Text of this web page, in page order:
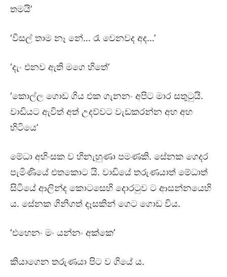
තමයි’
‘විසල් තාම නෑ නේ… රෑ වෙනවද අද…’
‘දැං එනව ඇති මගෙ හිතේ’
‘කොල්ල ගොඩ ගිය එක ගැනනං අපිට මාර සතුටුයි.
වාඩියට ඇවිත් අත් උදව්වට වැඩකරන්න අහ අහ
හිටියෙ’
මේධා අහිංසක ව හිනැහුණා පමණකි. සේනක ගෙදර
පැමිණියේ එතකොට යි. වාඩියේ තරුණයාත් මේධාත්
සිටියේ ආලින්ද කොටසෙහි දොරටුව ට ආසන්නයෙහි
ය. සේනක ගිනිගත් දෑසකින් ගෙට ගොඩ විය.
‘එහෙනං මං යන්නං අක්කෙ’
කියාගෙන තරුණයා පිට ව ගියේ ය.